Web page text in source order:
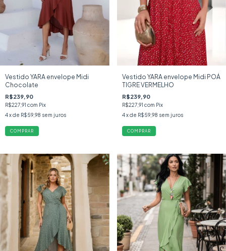
Vestido YARA envelope Midi
Chocolate
R$239,90
R$227,91 com Pix
4x de R$59,98 sem juros
COMPRAR
Vestido YARA envelope Midi POÁ
TIGRE VERMELHO
R$239,90
R$227,91 com Pix
4 x de R$59,98 sem juros
COMPRAR